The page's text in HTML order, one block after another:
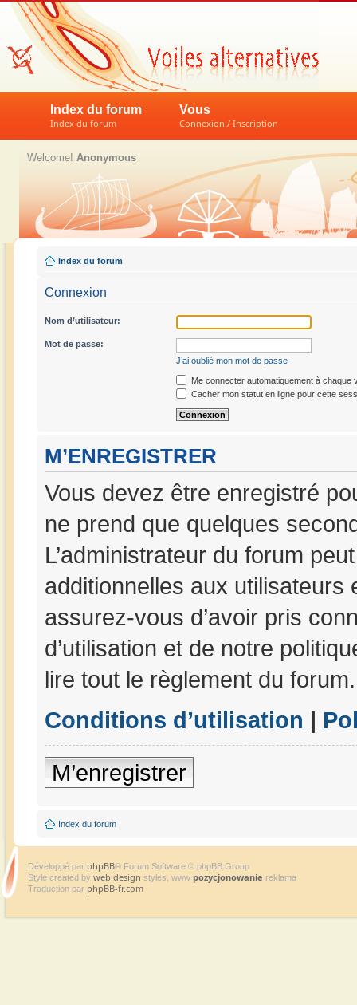
Index du forum
Index du forum
Vous
Connexion / Inscription
Welcome! Anonymous
Index du forum
Connexion
Nom d’utilisateur:
Mot de passe:
J’ai oublié mon mot de passe
Me connecter automatiquement à chaque
Cacher mon statut en ligne pour cette
M’ENREGISTRER
Vous devez être enregistré
ne prend que quelques
L’administrateur du forum
additionnelles aux utilisateurs
assurez-vous d’avoir pris
d’utilisation et de notre
lire tout le règlement du forum.
Conditions d’utilisation |
M’enregistrer
Index du forum
Développé par phpBB® Forum Software © phpBB Group
Style created by web design styles, www pozycjonowanie reklama
Traduction par phpBB-fr.com